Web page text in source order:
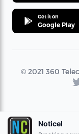
Get it on
Google Play
© 2021 360
Noticel